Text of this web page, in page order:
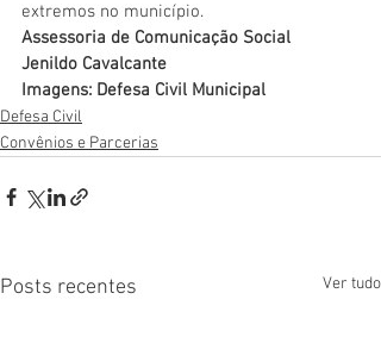
extremos no município.
Assessoria de Comunicação Social
Jenildo Cavalcante
Imagens: Defesa Civil Municipal
Defesa Civil
Convênios e Parcerias
Posts recentes Ver tudo